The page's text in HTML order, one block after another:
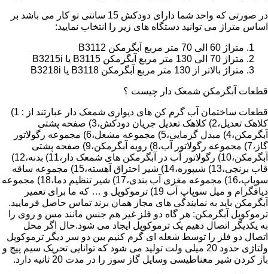
در صورتی که واحد شما دارای دودکش 15 سانتی تو کار می باشد بر
اساس متراژ می توانید دستگاه های زیر را انتخاب نمایید:
متراژ 60 الی 70 متر مربع آبگرمکن B3112
متراژ 70 الی 130 متر مربع آبگرمکن B3115 یا B3215i
متراژ بالاتر از 130 متر مربع آبگرمکن B3118 یا B3218i
قطعات آبگرمکن شمعک دار چیست ؟
قطعات ساختمان آب گرم کن های دیواری شمعک دار عبارتند از : 1)
کلاهک تعدیل،2) کلاهک تعدیل جریان دودکش،3) صفحه پشتی
آبگرمکن،4) مبدل گرمایی،5) مجموعه مشعل،6) مجموعه رگولاتور
گاز،7) مجموعه رگولاتور آب،8) رویه آبگرمکن،9) صفحه پشتی
آبگرمکن،10) رگولاتور آب در آبگرمکن های شمعک دار،11) بدنه،12)
قاب برنجی،13) شیپوره،14) شیر احتراق آهسته،15) مجموعه ساقه
سوپاپ،16) مجموعه مغزی آب بندی،17) شیر تنظیم دما،18) مجموعه
دیافگرام و میل سوپاپ آب 19) ترموکوپل و … که ما برای تعمیر
آبگرمکن باید به نمایندگی های مجاز همان برند تماس حاصل فرمایید.
ترموکوپل آبگرمکن: هر گاه دو فلز غیر هم جنس مانند مس و روی را
به یکدیگر اتصال دهیم یک ترموکوپل ایجاد می شود.حال اگر محل
اتصال دو فلز را توسط شعله ای گرم کنیم بین دو سر دیگر ترموکوپل
ولتاژی حدود 20 میلی ولت تولید می شود که توانایی تحریک سیم پیچ و
باز کردن شیر مغناطیسی وسایل گاز سوز را در مدت 20 ثانیه دارد.